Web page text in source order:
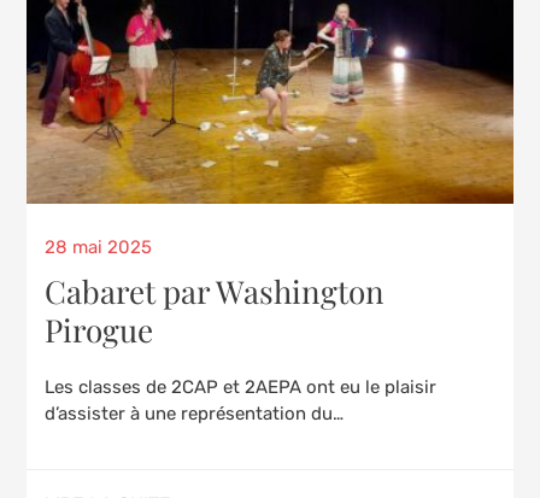
Posted
28 mai 2025
Cabaret par Washington
Pirogue
Les classes de 2CAP et 2AEPA ont eu le plaisir
d’assister à une représentation du…